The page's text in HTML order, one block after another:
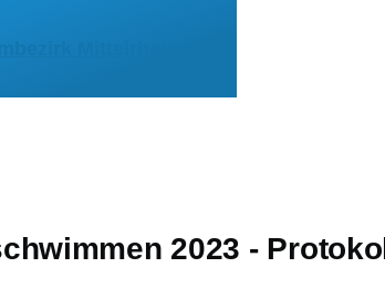
Mittelrhein e.V.
2023 -